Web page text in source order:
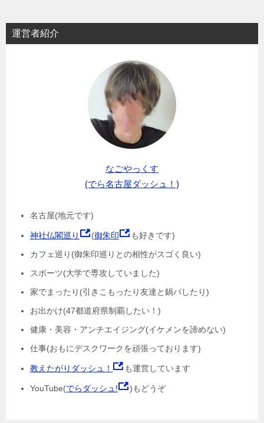
運営者紹介
なごやっくす
(でら名古屋ダッシュ！)
名古屋(地元です)
神社仏閣巡り (御朱印
も好きです)
カフェ巡り(御朱印巡りとの相性がスゴく良い)
スポーツ(大学で専攻していました)
家でまったり(引きこもったり友達と鍋パしたり)
お出かけ(47都道府県制覇したい！)
健康・美容・アンチエイジング(イケメンを諦めない)
仕事(おもにデスクワークを頑張っております)
教えたがりダッシュ！ も運営しています
YouTube(でらダッシュ! )もどうぞ